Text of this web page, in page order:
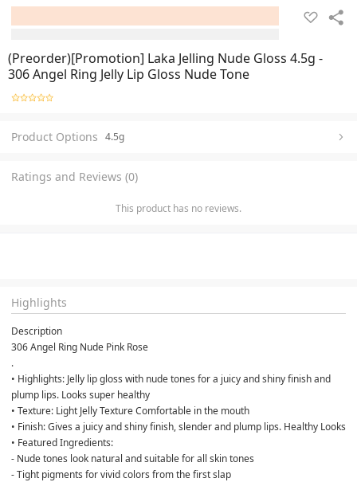
(Preorder)[Promotion] Laka Jelling Nude Gloss 4.5g -
306 Angel Ring Jelly Lip Gloss Nude Tone
Product Options 4.5g
Ratings and Reviews (0)
This product has no reviews.
Highlights
Description
306 Angel Ring Nude Pink Rose
.
• Highlights: Jelly lip gloss with nude tones for a juicy and shiny finish and
plump lips. Looks super healthy
• Texture: Light Jelly Texture Comfortable in the mouth
• Finish: Gives a juicy and shiny finish, slender and plump lips. Healthy Looks
• Featured Ingredients:
- Nude tones look natural and suitable for all skin tones
- Tight pigments for vivid colors from the first slap